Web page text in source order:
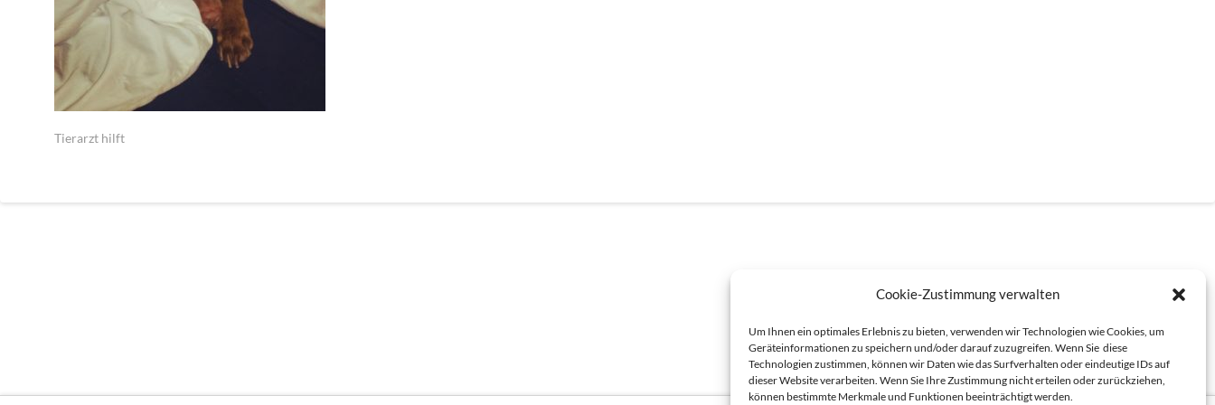
Cookie-Zustimmung verwalten
Um Ihnen ein optimales Erlebnis zu bieten, verwenden wir Technologien wie Cookies, um
Geräteinformationen zu speichern und/oder darauf zuzugreifen. Wenn Sie diese
Technologien zustimmen, können wir Daten wie das Surfverhalten oder eindeutige IDs auf
dieser Website verarbeiten. Wenn Sie Ihre Zustimmung nicht erteilen oder zurückziehen,
können bestimmte Merkmale und Funktionen beeinträchtigt werden.
Tierarzt hilft